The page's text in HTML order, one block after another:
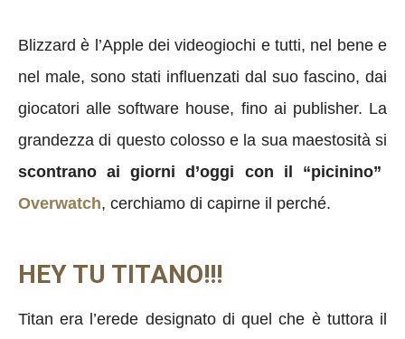
Blizzard è l’Apple dei videogiochi e tutti, nel bene e
nel male, sono stati influenzati dal suo fascino, dai
giocatori alle software house, fino ai publisher. La
grandezza di questo colosso e la sua maestosità si
scontrano ai giorni d’oggi con il “picinino”
Overwatch, cerchiamo di capirne il perché.
HEY TU TITANO!!!
Titan era l’erede designato di quel che è tuttora il